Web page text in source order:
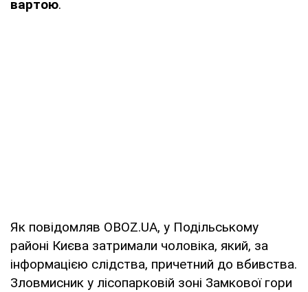
вартою.
Як повідомляв OBOZ.UA, у Подільському
районі Києва затримали чоловіка, який, за
інформацією слідства, причетний до вбивства.
Зловмисник у лісопарковій зоні Замкової гори